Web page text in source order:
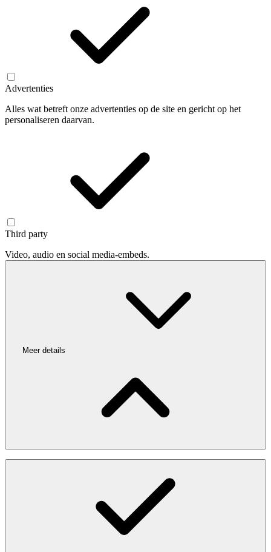
Advertenties
Alles wat betreft onze advertenties op de site en gericht op het
personaliseren daarvan.
Third party
Video, audio en social media-embeds.
Meer details